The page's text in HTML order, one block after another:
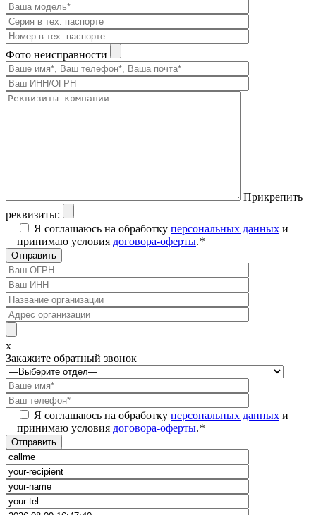
Фото неисправности
Прикрепить
реквизиты:
Я соглашаюсь на обработку персональных данных и
принимаю условия договора-оферты.*
x
Закажите обратный звонок
Я соглашаюсь на обработку персональных данных и
принимаю условия договора-оферты.*